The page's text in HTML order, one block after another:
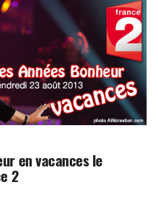
en vacances le
2